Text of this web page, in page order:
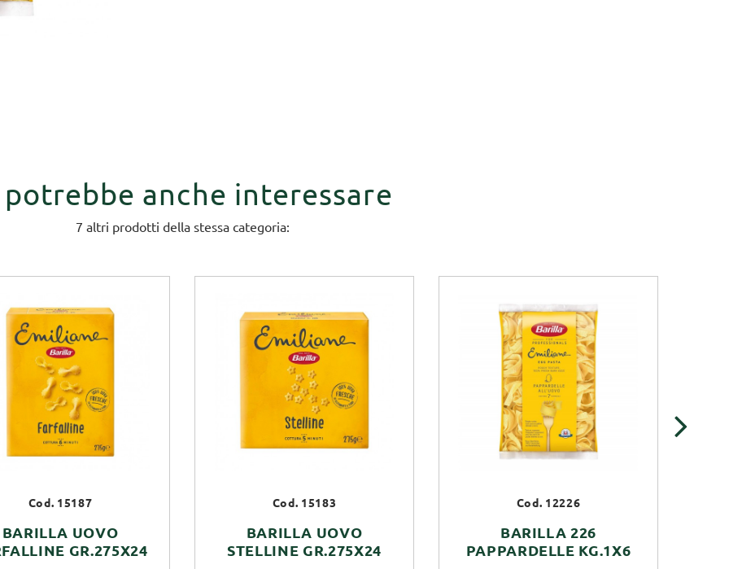
potrebbe anche interessare
7 altri prodotti della stessa categoria:
Cod. 15187
BARILLA UOVO
GR.275X24
Cod. 15183
BARILLA UOVO
STELLINE GR.275X24
Cod. 12226
BARILLA 226
PAPPARDELLE KG.1X6